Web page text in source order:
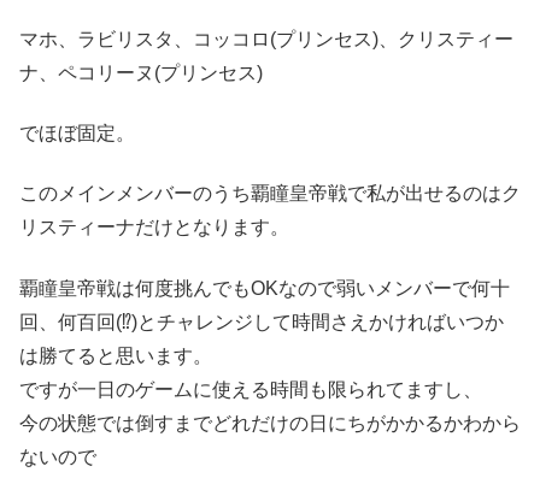
マホ、ラビリスタ、コッコロ(プリンセス)、クリスティー
ナ、ペコリーヌ(プリンセス)
でほぼ固定。
このメインメンバーのうち覇瞳皇帝戦で私が出せるのはク
リスティーナだけとなります。
覇瞳皇帝戦は何度挑んでもOKなので弱いメンバーで何十
回、何百回(⁉)とチャレンジして時間さえかければいつか
は勝てると思います。
ですが一日のゲームに使える時間も限られてますし、
今の状態では倒すまでどれだけの日にちがかかるかわから
ないので